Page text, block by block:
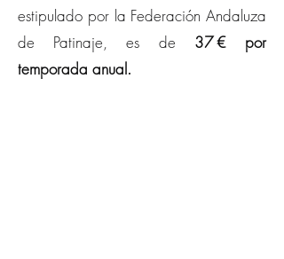
estipulado por la Federación Andaluza
de Patinaje, es de 37 € por
temporada anual.